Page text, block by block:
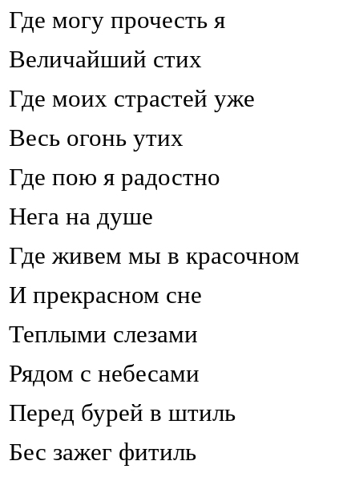
Где могу прочесть я
Величайший стих
Где моих страстей уже
Весь огонь утих
Где пою я радостно
Нега на душе
Где живем мы в красочном
И прекрасном сне
Теплыми слезами
Рядом с небесами
Перед бурей в штиль
Бес зажег фитиль